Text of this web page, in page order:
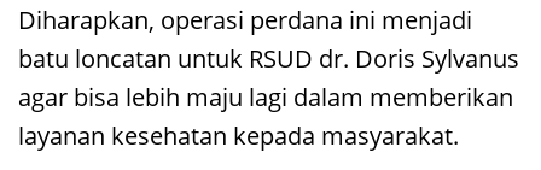
Diharapkan, operasi perdana ini menjadi
batu loncatan untuk RSUD dr. Doris Sylvanus
agar bisa lebih maju lagi dalam memberikan
layanan kesehatan kepada masyarakat.